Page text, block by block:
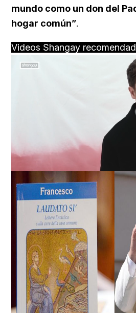
mundo como un don del
hogar común”.
Videos Shangay